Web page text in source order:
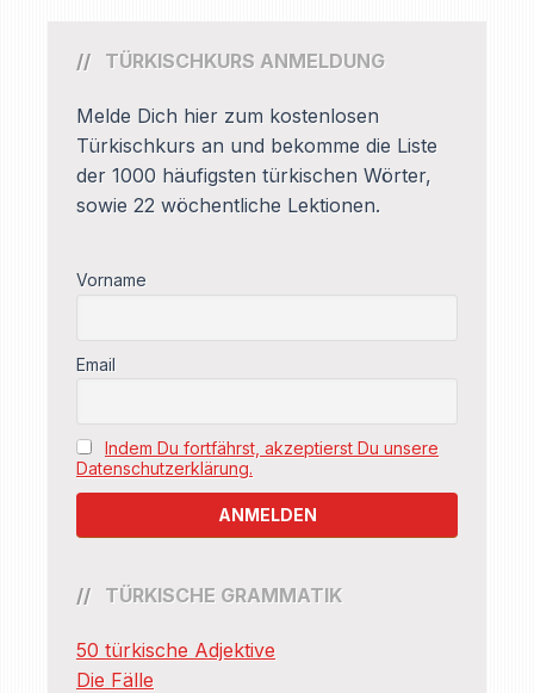
TÜRKISCHKURS ANMELDUNG
Melde Dich hier zum kostenlosen
Türkischkurs an und bekomme die Liste
der 1000 häufigsten türkischen Wörter,
sowie 22 wöchentliche Lektionen.
Vorname
Email
Indem Du fortfährst, akzeptierst Du unsere
Datenschutzerklärung.
TÜRKISCHE GRAMMATIK
50 türkische Adjektive
Die Fälle